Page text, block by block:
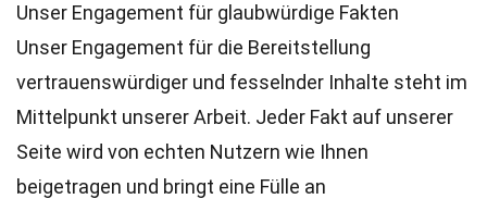
Unser Engagement für glaubwürdige Fakten
Unser Engagement für die Bereitstellung
vertrauenswürdiger und fesselnder Inhalte steht im
Mittelpunkt unserer Arbeit. Jeder Fakt auf unserer
Seite wird von echten Nutzern wie Ihnen
beigetragen und bringt eine Fülle an